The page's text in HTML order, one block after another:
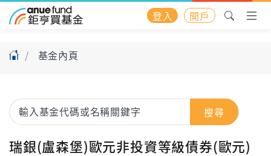
登入 開戶
基金內頁
搜尋
瑞銀(盧森堡)歐元非投資等級債券(歐元)